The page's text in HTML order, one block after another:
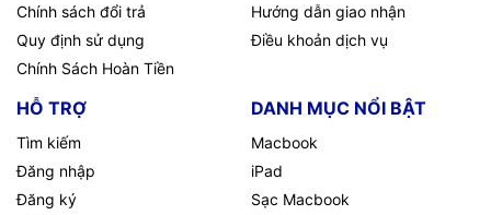
Chính sách đổi trả
Quy định sử dụng
Chính Sách Hoàn Tiền
Hướng dẫn giao nhận
Điều khoản dịch vụ
HỖ TRỢ
Tìm kiếm
Đăng nhập
Đăng ký
DANH MỤC NỔI BẬT
Macbook
iPad
Sạc Macbook